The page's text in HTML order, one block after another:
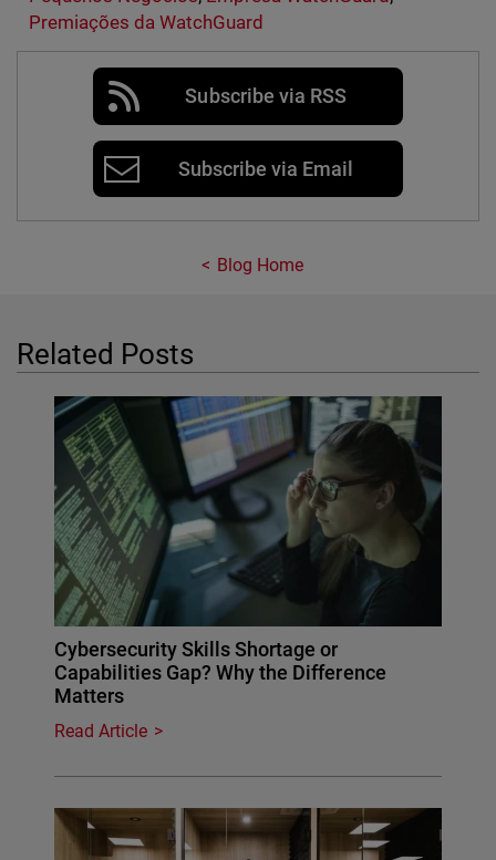
Premiações da WatchGuard
Subscribe via RSS
Subscribe via Email
Blog Home
Related Posts
Cybersecurity Skills Shortage or
Capabilities Gap? Why the Difference
Matters
Read Article